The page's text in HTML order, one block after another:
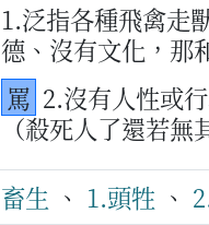
1.泛指各種飛禽走
德、沒有文化，那
罵 2.沒有人性或
（殺死人了還若無
畜生 、 1.頭牲 、